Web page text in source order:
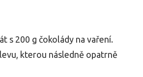
s 200 g čokolády na vaření.
kterou následně opatrně